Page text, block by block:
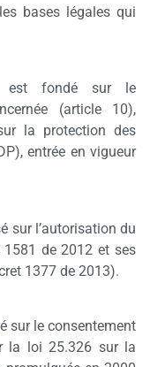
bases légales qui
est fondé sur le
(article 10),
la protection des
entrée en vigueur
sur l’autorisation du
de 2012 et ses
1377 de 2013).
sur le consentement
la loi 25.326 sur la